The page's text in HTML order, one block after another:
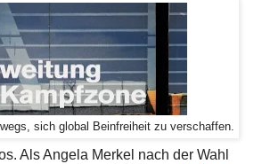
sich global Beinfreiheit zu verschaffen.
Als Angela Merkel nach der Wahl